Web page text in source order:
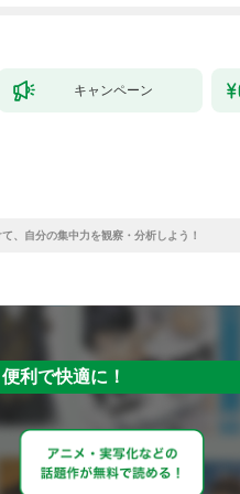
キャンペーン
、自分の集中力を観察・分析しよう！
利で快適に！